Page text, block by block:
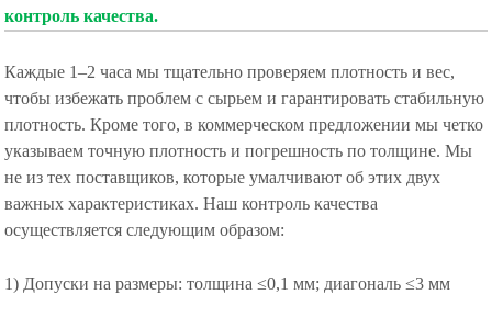
контроль качества.
Каждые 1–2 часа мы тщательно проверяем плотность и вес,
чтобы избежать проблем с сырьем и гарантировать стабильную
плотность. Кроме того, в коммерческом предложении мы четко
указываем точную плотность и погрешность по толщине. Мы
не из тех поставщиков, которые умалчивают об этих двух
важных характеристиках. Наш контроль качества
осуществляется следующим образом:
1) Допуски на размеры: толщина ≤0,1 мм; диагональ ≤3 мм